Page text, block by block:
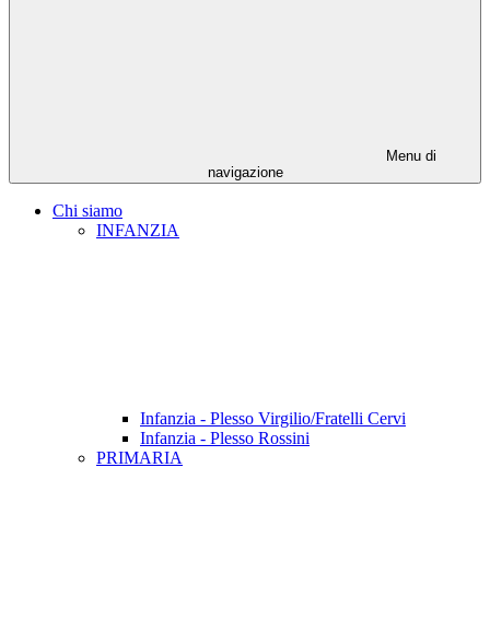
Menu di
navigazione
Chi siamo
INFANZIA
Infanzia - Plesso Virgilio/Fratelli Cervi
Infanzia - Plesso Rossini
PRIMARIA